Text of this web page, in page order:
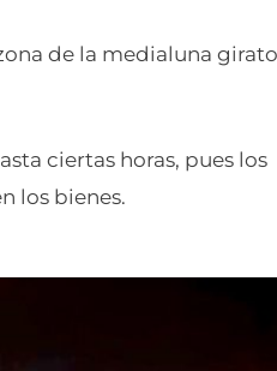
de la medialuna
ciertas horas, pues los
los bienes.